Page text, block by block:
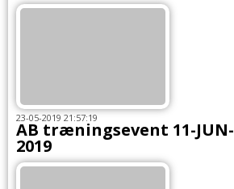
23-05-2019 21:57:19
AB træningsevent 11-JUN-
2019